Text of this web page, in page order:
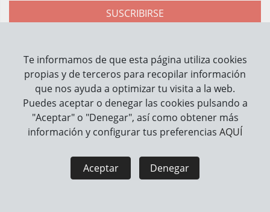
SUSCRIBIRSE
Sobre Nosotros
Contacto
Información
Cómo trabajamos
Te informamos de que esta página utiliza cookies
propias y de terceros para recopilar información
que nos ayuda a optimizar tu visita a la web.
Puedes aceptar o denegar las cookies pulsando a
"Aceptar" o "Denegar", así como obtener más
información y configurar tus preferencias AQUÍ
Aceptar Denegar